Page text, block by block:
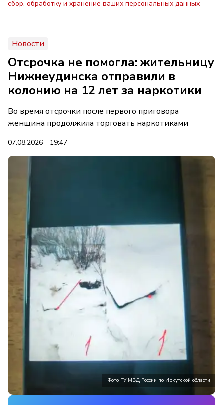
сбор, обработку и хранение ваших персональных данных
Новости
Отсрочка не помогла: жительницу
Нижнеудинска отправили в
колонию на 12 лет за наркотики
Во время отсрочки после первого приговора
женщина продолжила торговать наркотиками
07.08.2026 - 19:47
Фото ГУ МВД России по Иркутской области